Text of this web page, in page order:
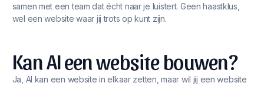
samen met een team dat écht naar je luistert. Geen haastklus,
wel een website waar jij trots op kunt zijn.
Kan AI een website bouwen?
Ja, AI kan een website in elkaar zetten, maar wil jij een website